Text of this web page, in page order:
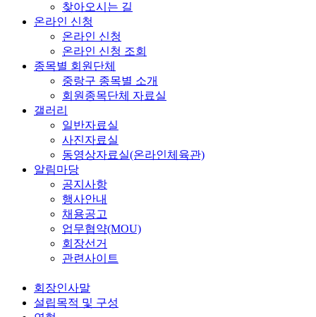
찾아오시는 길
온라인 신청
온라인 신청
온라인 신청 조회
종목별 회원단체
중랑구 종목별 소개
회원종목단체 자료실
갤러리
일반자료실
사진자료실
동영상자료실(온라인체육관)
알림마당
공지사항
행사안내
채용공고
업무협약(MOU)
회장선거
관련사이트
회장인사말
설립목적 및 구성